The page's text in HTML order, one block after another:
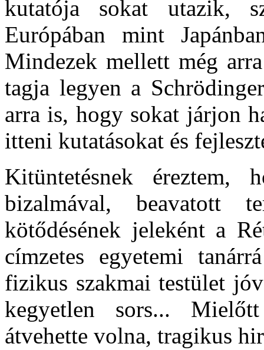
kutatója sokat utazik,
Európában mint
Mindezek mellett még
tagja legyen a
arra is, hogy sokat járjon
itteni kutatásokat és
Kitüntetésnek éreztem,
bizalmával, beavatott
kötődésének jeleként a
címzetes egyetemi
fizikus szakmai testület
kegyetlen sors...
átvehette volna, tragikus